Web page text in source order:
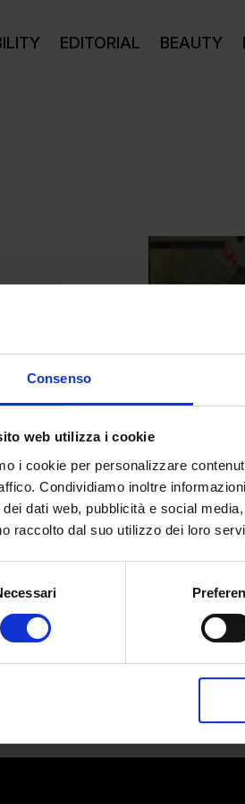
Consenso
web utilizza i cookie
i cookie per personalizzare
Condividiamo inoltre
dei dati web, pubblicità e social
raccolto dal suo utilizzo dei loro
EDITORIAL BEAUTY
Femminismo vs
Il 16